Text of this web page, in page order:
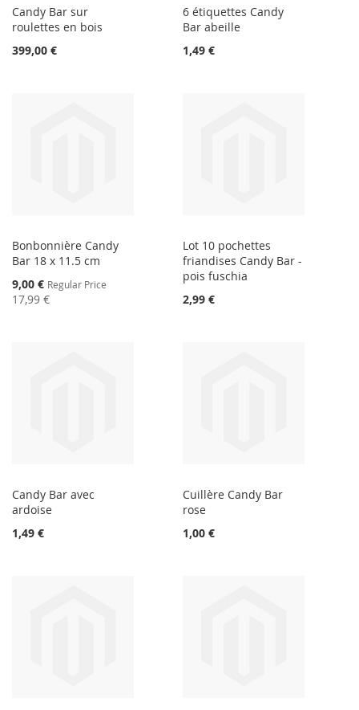
Candy Bar sur
roulettes en bois
399,00 €
6 étiquettes Candy
Bar abeille
1,49 €
Bonbonnière Candy
Bar 18 x 11.5 cm
Special
Price
9,00 € Regular Price
17,99 €
Lot 10 pochettes
friandises Candy Bar -
pois fuschia
2,99 €
Candy Bar avec
ardoise
1,49 €
Cuillère Candy Bar
rose
1,00 €